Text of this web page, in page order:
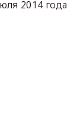
2014 года